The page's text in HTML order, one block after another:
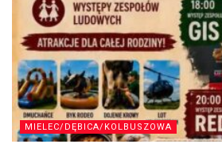
MIELEC/DĘBICA/KOLBUSZOWA